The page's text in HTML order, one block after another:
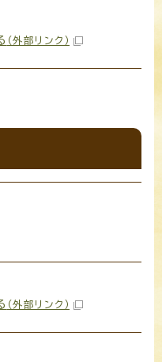
（外部リンク）
（外部リンク）